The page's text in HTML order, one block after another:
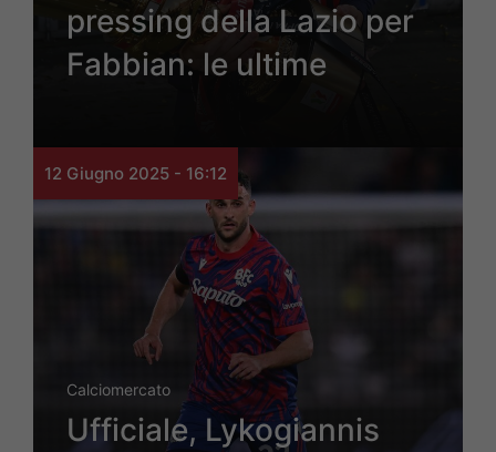
pressing della Lazio per
Fabbian: le ultime
12 Giugno 2025 - 16:12
Calciomercato
Ufficiale, Lykogiannis